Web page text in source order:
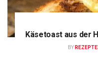
Käsetoast aus der
BY